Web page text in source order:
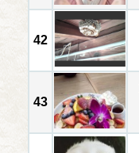
42
43